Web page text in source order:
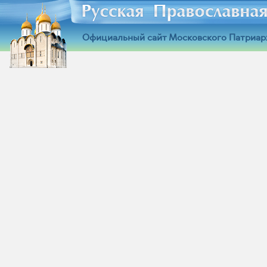
Официальный сайт Московского